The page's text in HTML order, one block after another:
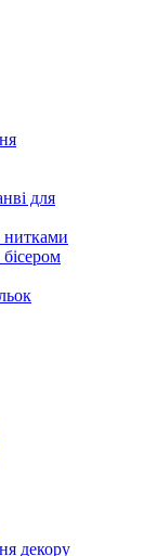
для
декору